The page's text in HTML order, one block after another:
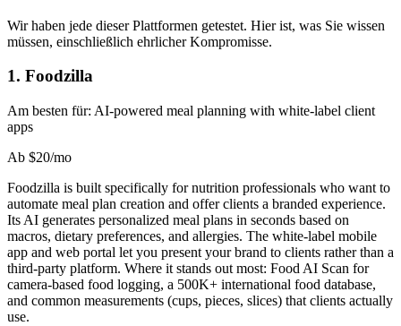
Wir haben jede dieser Plattformen getestet. Hier ist, was Sie wissen
müssen, einschließlich ehrlicher Kompromisse.
1. Foodzilla
Am besten für: AI-powered meal planning with white-label client
apps
Ab $20/mo
Foodzilla is built specifically for nutrition professionals who want to
automate meal plan creation and offer clients a branded experience.
Its AI generates personalized meal plans in seconds based on
macros, dietary preferences, and allergies. The white-label mobile
app and web portal let you present your brand to clients rather than a
third-party platform. Where it stands out most: Food AI Scan for
camera-based food logging, a 500K+ international food database,
and common measurements (cups, pieces, slices) that clients actually
use.